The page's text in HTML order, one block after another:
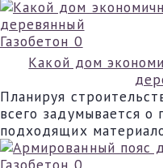
Газобетон 0
Какой дом
Планируя
всего задумывается о
подходящих